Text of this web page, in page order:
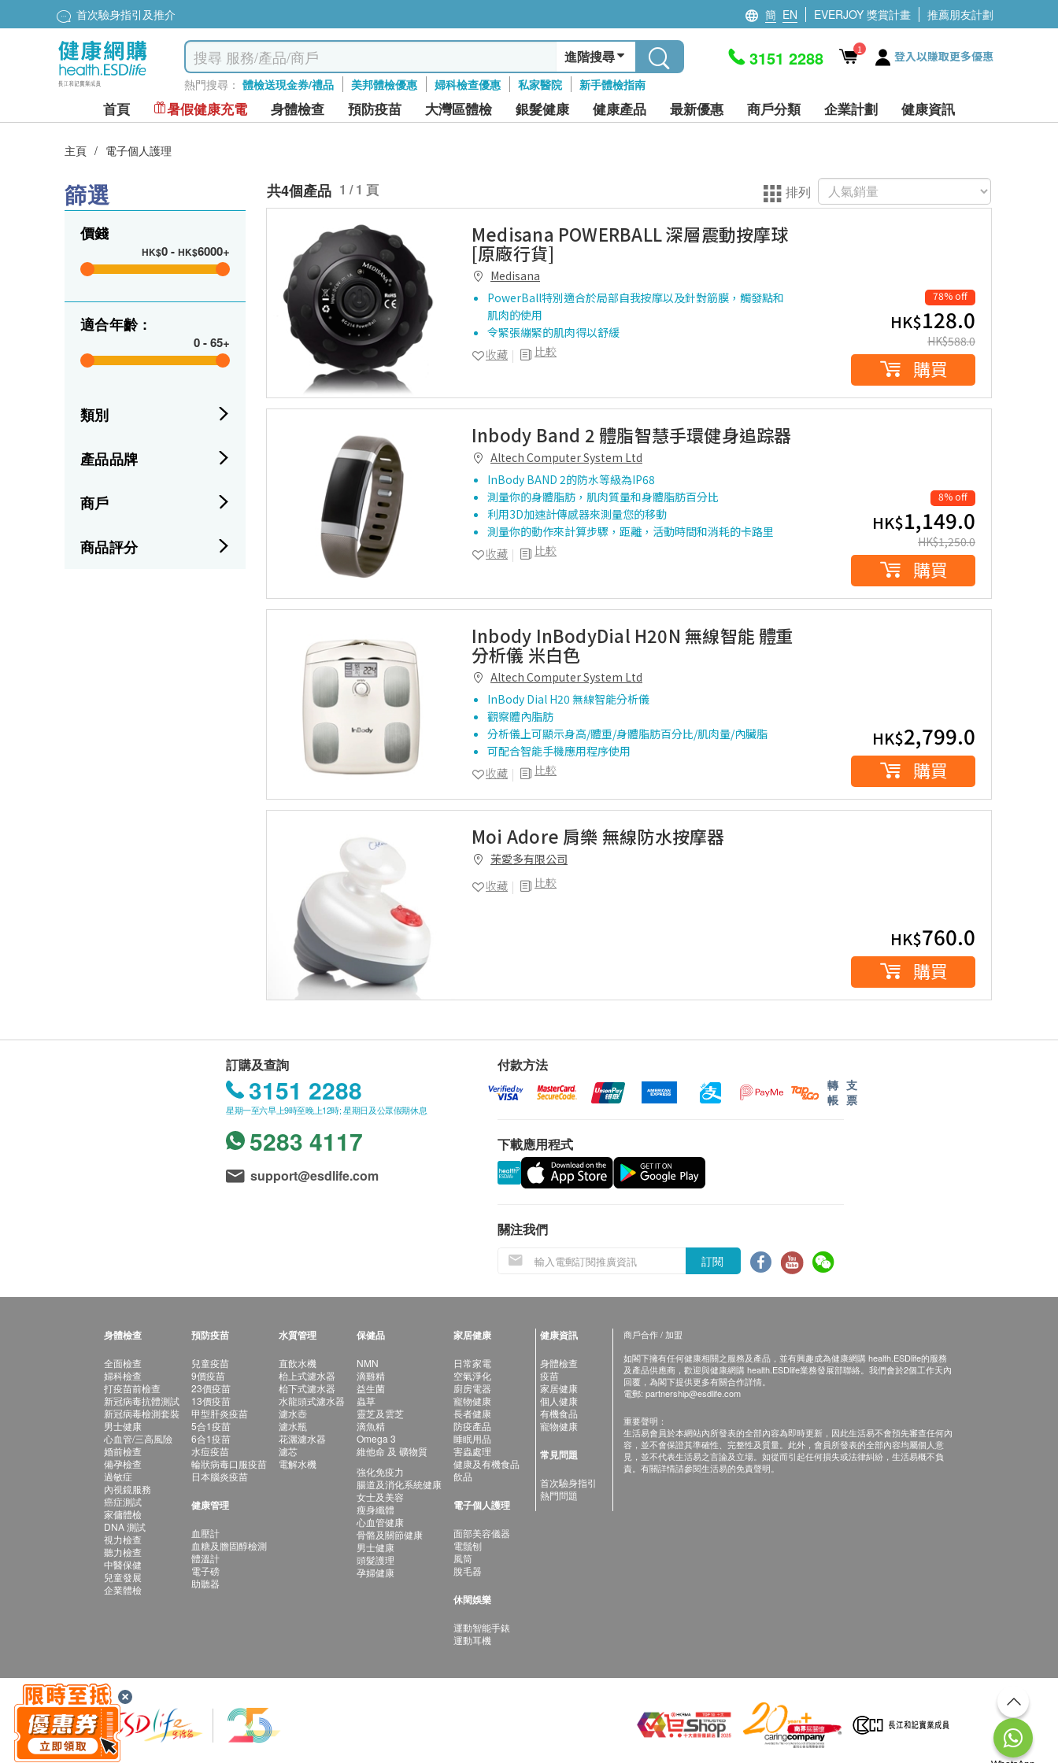
首次驗身指引及推介 簡 EN EVERJOY 獎賞計畫 推薦朋友計劃
進階搜尋
熱門搜尋： 體檢送現金券/禮品 美邦體檢優惠 婦科檢查優惠 私家醫院 新手體檢指南
3151 2288 1 登入以賺取更多優惠
首頁 暑假健康充電 身體檢查 預防疫苗 大灣區體檢 銀髮健康 健康產品 最新優惠 商戶分類 企業計劃 健康資訊
主頁 / 電子個人護理
篩選
價錢
HK$0- HK$6000+
適合年齡 :
0-65+
類別
產品品牌
商戶
商品評分
共4個產品 1 / 1 頁 排列
Medisana POWERBALL 深層震動按摩球
[原廠行貨]
Medisana
PowerBall特別適合於局部自我按摩以及針對筋膜，觸發點和
肌肉的使用
令緊張繃緊的肌肉得以舒緩
比較
收藏
78% off
HK$128.0
HK$588.0
購買
Inbody Band 2 體脂智慧手環健身追踪器
Altech Computer System Ltd
InBody BAND 2的防水等級為IP68
測量你的身體脂肪，肌肉質量和身體脂肪百分比
利用3D加速計傳感器來測量您的移動
測量你的動作來計算步驟，距離，活動時間和消耗的卡路里
比較
收藏
8% off
HK$1,149.0
HK$1,250.0
購買
Inbody InBodyDial H20N 無線智能 體重
分析儀 米白色
Altech Computer System Ltd
InBody Dial H20 無線智能分析儀
觀察體內脂肪
分析儀上可顯示身高/體重/身體脂肪百分比/肌肉量/內臟脂
可配合智能手機應用程序使用
比較
收藏
HK$2,799.0
購買
Moi Adore 肩樂 無線防水按摩器
茉愛多有限公司
比較
收藏
HK$760.0
購買
訂購及查詢
3151 2288
星期一至六早上9時至晚上12時; 星期日及公眾假期休息
5283 4117
support@esdlife.com
付款方法
轉
帳
支
票
下載應用程式
關注我們
訂閱
身體檢查
全面檢查
婦科檢查
打疫苗前檢查
新冠病毒抗體測試
新冠病毒檢測套裝
男士健康
心血管/三高風險
婚前檢查
備孕檢查
過敏症
內視鏡服務
癌症測試
家傭體檢
DNA 測試
視力檢查
聽力檢查
中醫保健
兒童發展
企業體檢
預防疫苗
兒童疫苗
9價疫苗
23價疫苗
13價疫苗
甲型肝炎疫苗
5合1疫苗
6合1疫苗
水痘疫苗
輪狀病毒口服疫苗
日本腦炎疫苗
健康管理
血壓計
血糖及膽固醇檢測
體溫計
電子磅
助聽器
水質管理
直飲水機
枱上式濾水器
枱下式濾水器
水龍頭式濾水器
濾水壺
濾水瓶
花灑濾水器
濾芯
電解水機
保健品
NMN
滴雞精
益生菌
蟲草
靈芝及雲芝
滴魚精
Omega 3
維他命 及 礦物質
強化免疫力
腸道及消化系統健康
女士及美容
瘦身纖體
心血管健康
骨骼及關節健康
男士健康
頭髮護理
孕婦健康
家居健康
日常家電
空氣淨化
廚房電器
寵物健康
長者健康
防疫產品
睡眠用品
害蟲處理
健康及有機食品
飲品
電子個人護理
面部美容儀器
電鬚刨
風筒
脫毛器
休閑娛樂
運動智能手錶
運動耳機
健康資訊
身體檢查
疫苗
家居健康
個人健康
有機食品
寵物健康
常見問題
首次驗身指引
熱門問題
商戶合作 / 加盟
如閣下擁有任何健康相關之服務及產品，並有興趣成為健康網購 health.ESDlife的服務
及產品供應商，歡迎與健康網購 health.ESDlife業務發展部聯絡。我們會於2個工作天內
回覆，為閣下提供更多有關合作詳情。
電郵: partnership@esdlife.com
重要聲明：
生活易會員於本網站內所發表的全部內容為即時更新，因此生活易不會預先審查任何內
容，並不會保證其準確性、完整性及質量。此外，會員所發表的全部內容均屬個人意
見，並不代表生活易之言論及立場。如從而引起任何損失或法律糾紛，生活易概不負
責。有關詳情請參閱生活易的免責聲明。